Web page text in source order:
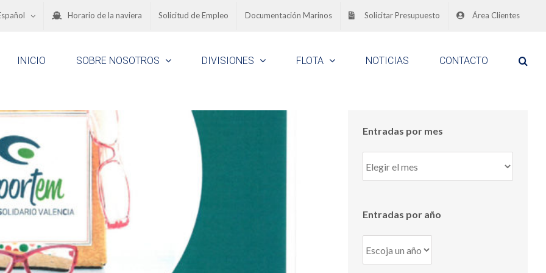
Horario de la naviera Solicitud de Empleo Documentación Marinos Solicitar Presupuesto Área Clientes
INICIO SOBRE NOSOTROS DIVISIONES FLOTA NOTICIAS CONTACTO
Entradas por mes
por
Entradas por año